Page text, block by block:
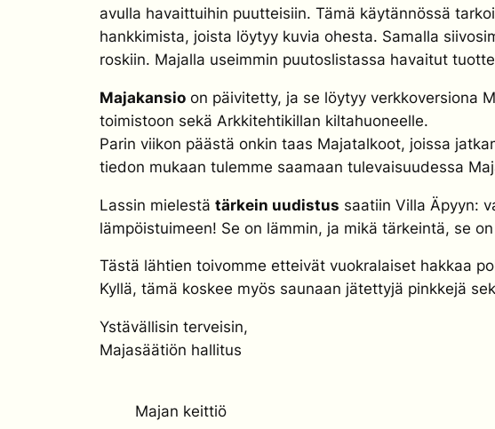
avulla havaittuihin puutteisiin. Tämä käytännössä
hankkimista, joista löytyy kuvia ohesta. Samalla
roskiin. Majalla useimmin puutoslistassa havaitut
Majakansio on päivitetty, ja se löytyy verkkoversiona
toimistoon sekä Arkkitehtikillan kiltahuoneelle.
Parin viikon päästä onkin taas Majatalkoot, joissa
tiedon mukaan tulemme saamaan tulevaisuudessa
Lassin mielestä tärkein uudistus saatiin Villa Äpyyn:
lämpöistuimeen! Se on lämmin, ja mikä tärkeintä, se
Tästä lähtien toivomme etteivät vuokralaiset hakkaa
Kyllä, tämä koskee myös saunaan jätettyjä pinkkejä
Ystävällisin terveisin,
Majasäätiön hallitus
Majan keittiö